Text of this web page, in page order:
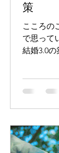
策
こころの
で思って
結婚3.0の
伝えてい
は、まず
が役に立
て、「こ
どうやっ